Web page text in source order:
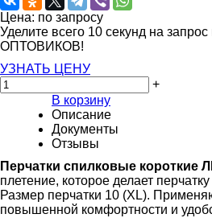
Цена: по запросу
Уделите всего 10 секунд на
ОПТОВИКОВ!
УЗНАТЬ ЦЕНУ
+
В корзину
Описание
Документы
Отзывы
Перчатки спилковые
плетение, которое делает
Размер перчатки 10 (XL).
повышенной комфортности и